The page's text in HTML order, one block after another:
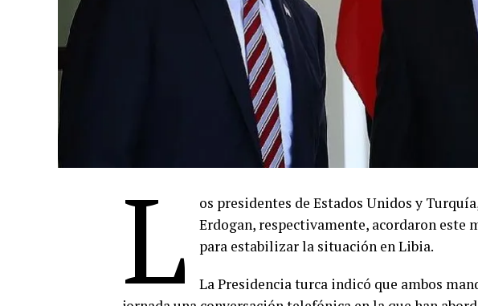
L
os presidentes de Estados Unidos y
Erdogan, respectivamente, acordaron este
para estabilizar la situación en Libia.
La Presidencia turca indicó que ambos